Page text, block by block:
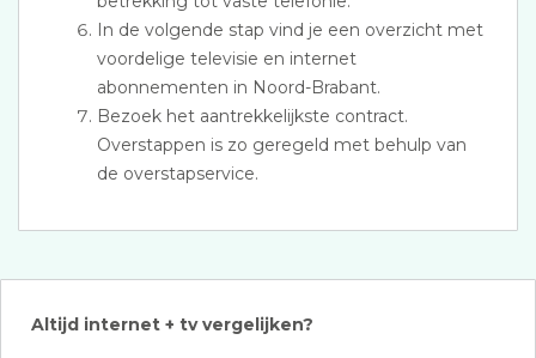
In de volgende stap vind je een overzicht met
voordelige televisie en internet
abonnementen in Noord-Brabant.
Bezoek het aantrekkelijkste contract.
Overstappen is zo geregeld met behulp van
de overstapservice.
Altijd internet + tv vergelijken?